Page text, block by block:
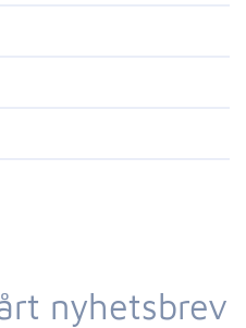
nyhetsbrev